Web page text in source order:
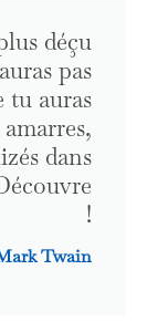
déçu
pas
tu auras
dans
!
Twain